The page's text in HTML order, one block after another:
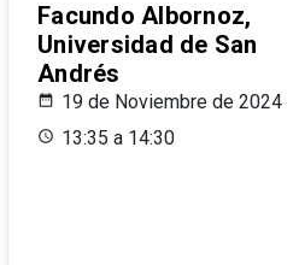
Facundo Albornoz,
Universidad de San
Andrés
19 de Noviembre de 2024
13:35 a 14:30